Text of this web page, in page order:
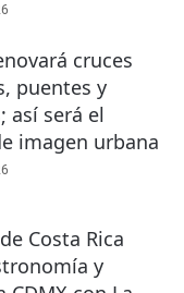
cruces
puentes y
así será el
imagen urbana
Costa Rica
y